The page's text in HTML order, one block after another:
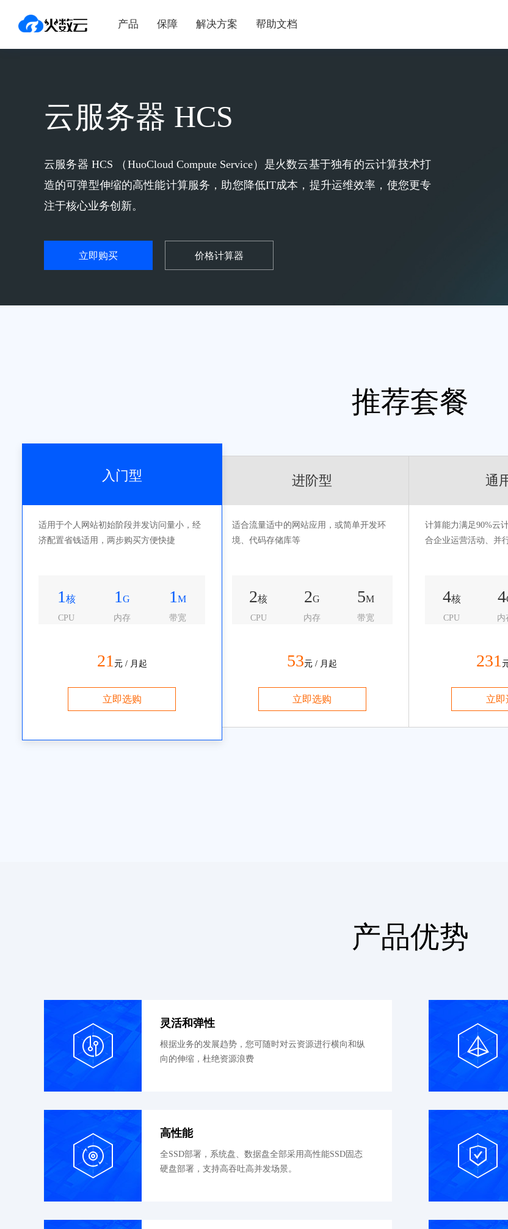
产品 保障 解决方案 帮助文档
云服务器 HCS
云服务器 HCS （HuoCloud Compute Service）是火数云基于独有的云计算技术打
造的可弹型伸缩的高性能计算服务，助您降低IT成本，提升运维效率，使您更专
注于核心业务创新。
立即购买 价格计算器
推荐套餐
入门型
适用于个人网站初始阶段并发访问量小，经
济配置省钱适用，两步购买方便快捷
1 核
CPU
1 G
内存
1 M
带宽
21 元 / 月起
立即选购
进阶型
适合流量适中的网站应用，或简单开发环
境、代码存储库等
2核
CPU
2G
内存
5M
带宽
53元 / 月起
立即选购
通
计算能力满足90%云
合企业运营活动、并
4核
CPU
4
内
231
立即
产品优势
灵活和弹性
根据业务的发展趋势，您可随时对云资源进行横向和纵
向的伸缩，杜绝资源浪费
高性能
全SSD部署，系统盘、数据盘全部采用高性能SSD固态
硬盘部署，支持高吞吐高并发场景。